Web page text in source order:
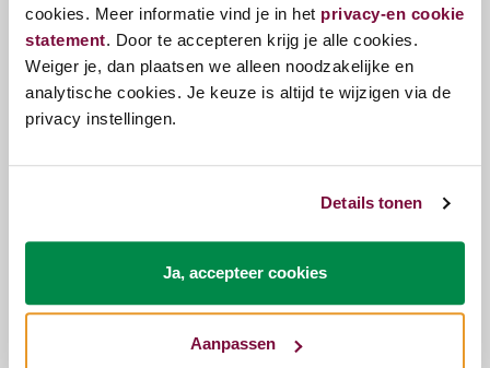
cookies. Meer informatie vind je in het privacy-en cookie
statement. Door te accepteren krijg je alle cookies.
Weiger je, dan plaatsen we alleen noodzakelijke en
analytische cookies. Je keuze is altijd te wijzigen via de
privacy instellingen.
Details tonen
Ja, accepteer cookies
Aanpassen
Bel ons E-mail